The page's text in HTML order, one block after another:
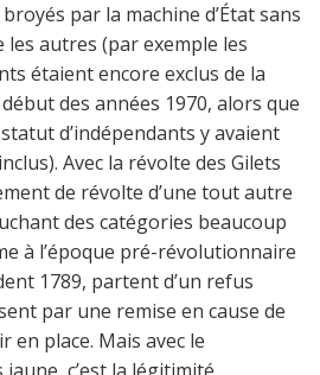
par la machine d’État sans
autres (par exemple les
étaient encore exclus de la
des années 1970, alors que
d’indépendants y avaient
Avec la révolte des Gilets
de révolte d’une tout autre
des catégories beaucoup
à l’époque pré-révolutionnaire
1789, partent d’un refus
par une remise en cause de
en place. Mais avec le